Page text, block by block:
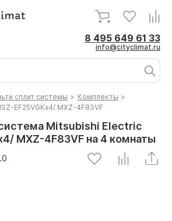
8 495 649 61 33
info@cityclimat.ru
сплит системы > Комплекты >
EF25VGKx4/ MXZ-4F83VF
Mitsubishi Electric
MXZ-4F83VF на 4 комнаты